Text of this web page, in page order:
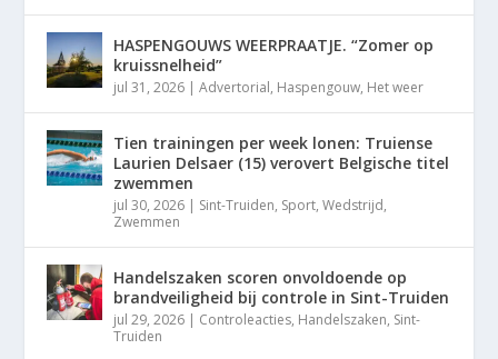
HASPENGOUWS WEERPRAATJE. “Zomer op
kruissnelheid”
jul 31, 2026 |Advertorial, Haspengouw, Het weer
Tien trainingen per week lonen: Truiense
Laurien Delsaer (15) verovert Belgische titel
zwemmen
jul 30, 2026 | Sint-Truiden, Sport,Wedstrijd,
Zwemmen
Handelszaken scoren onvoldoende op
brandveiligheid bij controle in Sint-Truiden
jul 29, 2026 | Controleacties, Handelszaken, Sint-
Truiden